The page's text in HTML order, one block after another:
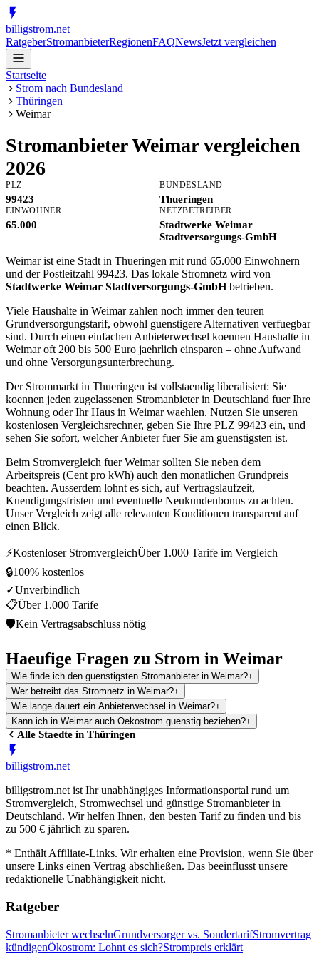
billigstrom.net
RatgeberStromanbieterRegionenFAQNewsJetzt vergleichen
Startseite
Strom nach Bundesland
Thüringen
Weimar
StromanbieterWeimarvergleichen
2026
PLZ
99423
BUNDESLAND
Thueringen
EINWOHNER
65.000
NETZBETREIBER
Stadtwerke Weimar
Stadtversorgungs-GmbH
Weimar ist eine Stadt in Thueringen mit rund 65.000 Einwohnern
und der Postleitzahl 99423. Das lokale Stromnetz wird von
Stadtwerke Weimar Stadtversorgungs-GmbHbetrieben.
Viele Haushalte in Weimar zahlen noch immer den teuren
Grundversorgungstarif, obwohl guenstigere Alternativen verfuegbar
sind. Durch einen einfachen Anbieterwechsel koennen Haushalte in
Weimar oft 200 bis 500 Euro jaehrlich einsparen – ohne Aufwand
und ohne Versorgungsunterbrechung.
Der Strommarkt in Thueringen ist vollstaendig liberalisiert: Sie
koennen jeden zugelassenen Stromanbieter in Deutschland fuer Ihre
Wohnung oder Ihr Haus in Weimar waehlen. Nutzen Sie unseren
kostenlosen Vergleichsrechner, geben Sie Ihre PLZ 99423 ein, und
sehen Sie sofort, welcher Anbieter fuer Sie am guenstigsten ist.
Beim Stromvergleich fuer Weimar sollten Sie neben dem
Arbeitspreis (Cent pro kWh) auch den monatlichen Grundpreis
beachten. Ausserdem lohnt es sich, auf Vertragslaufzeit,
Kuendigungsfristen und eventuelle Neukundenbonus zu achten.
Unser Vergleich zeigt alle relevanten Konditionen transparent auf
einen Blick.
⚡Kostenloser StromvergleichÜber 1.000 Tarife im Vergleich
🔒100% kostenlos
✓Unverbindlich
📋Über 1.000 Tarife
🛡Kein Vertragsabschluss nötig
Haeufige Fragen zu Strom in Weimar
Wie finde ich den guenstigsten Stromanbieter in Weimar?+
Wer betreibt das Stromnetz in Weimar?+
Wie lange dauert ein Anbieterwechsel in Weimar?+
Kann ich in Weimar auch Oekostrom guenstig beziehen?+
Alle Staedte in Thüringen
billigstrom.net
billigstrom.net ist Ihr unabhängiges Informationsportal rund um
Stromvergleich, Stromwechsel und günstige Stromanbieter in
Deutschland. Wir helfen Ihnen, den besten Tarif zu finden und bis
zu 500 € jährlich zu sparen.
* Enthält Affiliate-Links. Wir erhalten eine Provision, wenn Sie über
unsere Links einen Vertrag abschließen. Das beeinflusst unsere
redaktionelle Unabhängigkeit nicht.
Ratgeber
Stromanbieter wechselnGrundversorger vs. SondertarifStromvertrag
kündigenÖkostrom: Lohnt es sich?Strompreis erklärt